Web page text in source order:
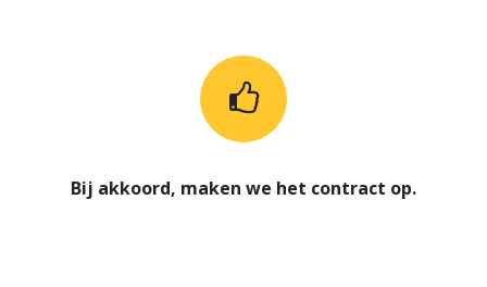
Bij akkoord, maken we het contract op.